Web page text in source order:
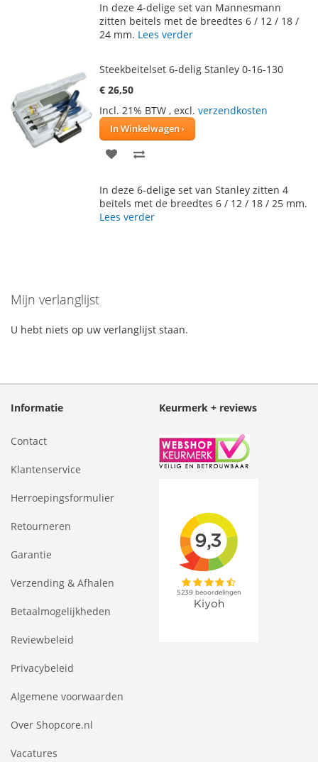
AAN TE
In deze 4-delige set van Mannesmann
zitten beitels met de breedtes 6 / 12 / 18 /
24 mm. Lees verder
Steekbeitelset 6-delig Stanley 0-16-130
€ 26,50
Incl. 21% BTW , excl. verzendkosten
In Winkelwagen
VOEG
AAN TE
In deze 6-delige set van Stanley zitten 4
beitels met de breedtes 6 / 12 / 18 / 25 mm.
Lees verder
Mijn verlanglijst
U hebt niets op uw verlanglijst staan.
Informatie
Contact
Klantenservice
Herroepingsformulier
Retourneren
Garantie
Verzending & Afhalen
Betaalmogelijkheden
Reviewbeleid
Privacybeleid
Algemene voorwaarden
Over Shopcore.nl
Vacatures
Keurmerk + reviews